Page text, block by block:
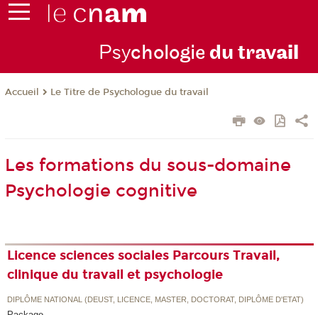
Psychologie du travail
Accueil Le Titre de Psychologue du travail
Les formations du sous-domaine
Psychologie cognitive
Licence sciences sociales Parcours Travail,
clinique du travail et psychologie
DIPLÔME NATIONAL (DEUST, LICENCE, MASTER, DOCTORAT, DIPLÔME D'ETAT)